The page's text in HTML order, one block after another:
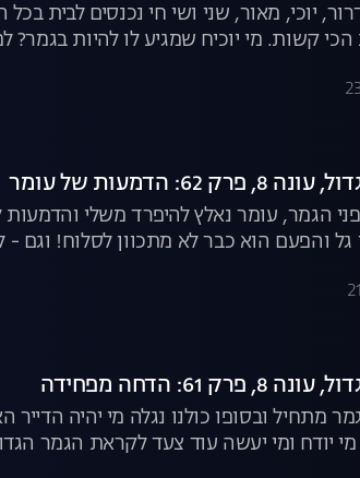
יוכי, מאור, שני ושי חי נכנסים לבית
קשות. מי יוכיח שמגיע לו להיות בגמר?
62: הדמעות של עומר
לפני הגמר, עומר נאלץ להיפרד משלי
גל והפעם הוא כבר לא מתכוון לסלוח! וגם
פרק 61: הדחה מפחידה
מי יודח ומי יעשה עוד צעד לקראת הגמר